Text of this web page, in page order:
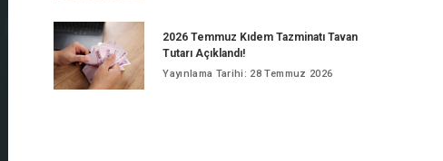
2026 Temmuz Kıdem Tazminatı Tavan
Tutarı Açıklandı!
Yayınlama Tarihi: 28 Temmuz 2026